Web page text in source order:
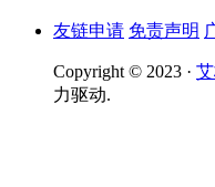
友链申请 免责声明
Copyright © 2023 ·
力驱动.